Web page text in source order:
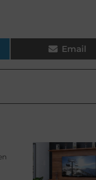
Email